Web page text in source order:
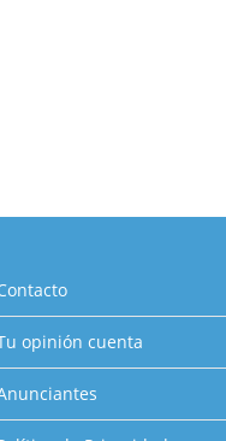
opinión cuenta